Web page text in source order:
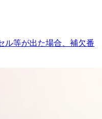
ル等が出た場合、補欠番